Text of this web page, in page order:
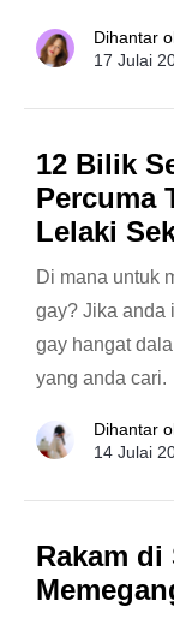
Dihantar
17 Julai
12 Bilik
Percuma
Lelaki
Di mana untuk
gay? Jika anda
gay hangat
yang anda cari.
Dihantar
14 Julai
Rakam di